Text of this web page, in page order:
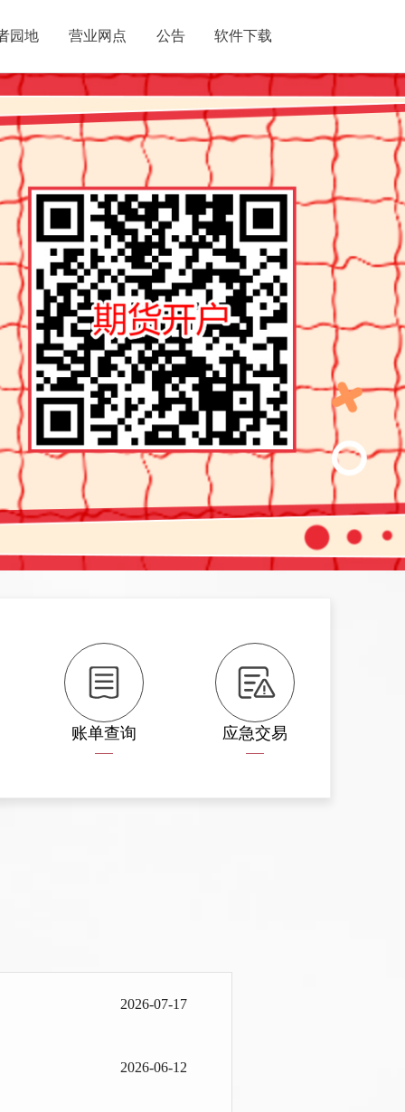
息
司基本情况
流程 常用表格下载
园地
同文本 投诉热线
营业网点
分公司
济南分公司
公司
公告 软件下载
账单查询 应急交易
2026-07-17
2026-06-12